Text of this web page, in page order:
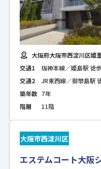
大阪府大阪市西淀川区姫
交通1
阪神本線／姫島駅 徒
交通2
JR東西線／御幣島駅
築年数 7年
階層
11階
大阪市西淀川区
エステムコート大阪